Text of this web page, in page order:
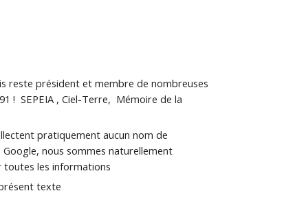
reste président et membre de nombreuses
!  SEPEIA , Ciel-Terre,  Mémoire de la
pratiquement aucun nom de
nous sommes naturellement
toutes les informations
texte